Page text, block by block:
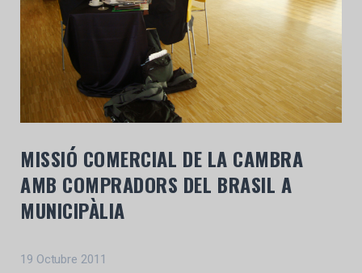
MISSIÓ COMERCIAL DE LA CAMBRA
AMB COMPRADORS DEL BRASIL A
MUNICIPÀLIA
19 Octubre 2011